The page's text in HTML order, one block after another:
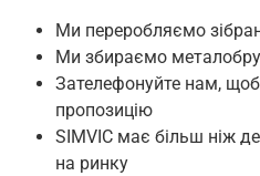
Ми переробляємо
Ми збираємо
Зателефонуйте нам,
пропозицію
SIMVIC має більш ніж
на ринку